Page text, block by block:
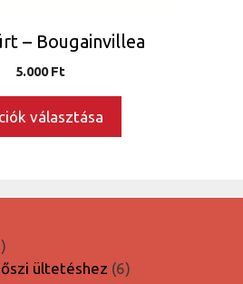
– Bougainvillea
5.000Ft
választása
1759
termékültetéshez 66